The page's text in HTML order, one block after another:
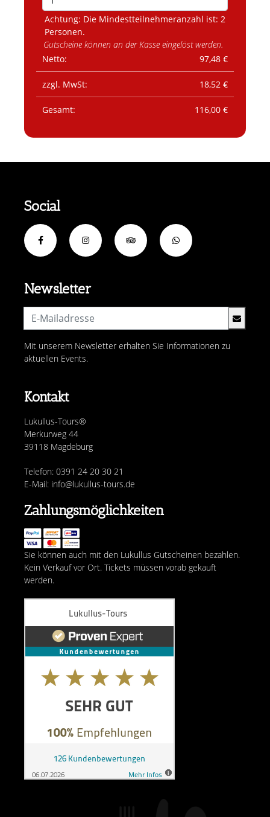
Achtung: Die Mindestteilnehmeranzahl ist: 2
Personen.
Gutscheine können an der Kasse eingelöst werden.
Netto:
97,48 €
zzgl. MwSt: 18,52 €
Gesamt: 116,00 €
Kontakt
Lukullus-Tours®
Merkurweg 44
39118 Magdeburg
Telefon: 0391 24 20 30 21
E-Mail: info@lukullus-tours.de
Newsletter
Mit unserem Newsletter erhalten Sie Informationen zu
aktuellen Events.
Social
Zahlungsmöglichkeiten
Sie können auch mit den Lukullus Gutscheinen bezahlen.
Kein Verkauf vor Ort. Tickets müssen vorab gekauft
werden.